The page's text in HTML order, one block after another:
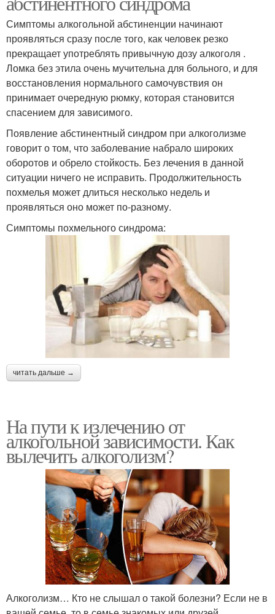
Симптомы алкогольной абстиненции начинают
проявляться сразу после того, как человек резко
прекращает употреблять привычную дозу алкоголя .
Ломка без этила очень мучительна для больного, и для
восстановления нормального самочувствия он
принимает очередную рюмку, которая становится
спасением для зависимого.
Появление абстинентный синдром при алкоголизме
говорит о том, что заболевание набрало широких
оборотов и обрело стойкость. Без лечения в данной
ситуации ничего не исправить. Продолжительность
похмелья может длиться несколько недель и
проявляться оно может по-разному.
Симптомы похмельного синдрома:
читать дальше →
На пути к излечению от
алкогольной зависимости. Как
вылечить алкоголизм?
Алкоголизм… Кто не слышал о такой болезни? Если не в